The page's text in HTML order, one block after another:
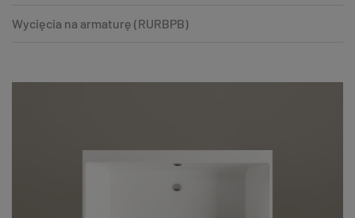
Wycięcia na armaturę (RURBPB)